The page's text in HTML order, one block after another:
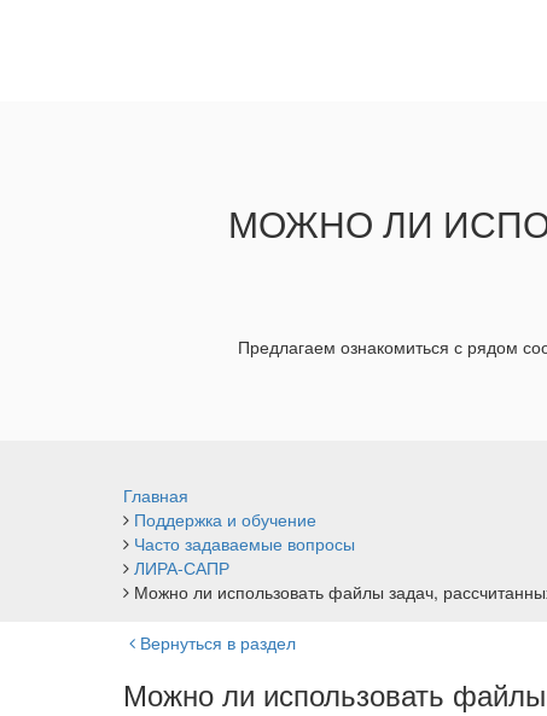
МОЖНО ЛИ
Предлагаем ознакомиться с рядом
Главная
Поддержка и обучение
Часто задаваемые вопросы
ЛИРА-САПР
Можно ли использовать файлы задач,
Вернуться в раздел
Можно ли использовать